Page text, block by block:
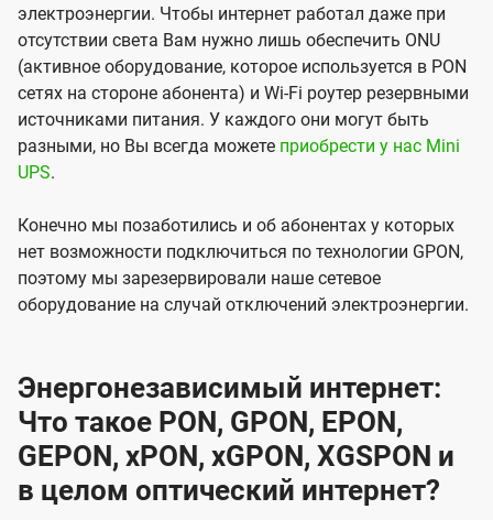
электроэнергии. Чтобы интернет работал даже при
отсутствии света Вам нужно лишь обеспечить ONU
(активное оборудование, которое используется в PON
сетях на стороне абонента) и Wi-Fi роутер резервными
источниками питания. У каждого они могут быть
разными, но Вы всегда можете приобрести у нас Mini
UPS.
Конечно мы позаботились и об абонентах у которых
нет возможности подключиться по технологии GPON,
поэтому мы зарезервировали наше сетевое
оборудование на случай отключений электроэнергии.
Энергонезависимый интернет:
Что такое PON, GPON, EPON,
GEPON, xPON, xGPON, XGSPON и
в целом оптический интернет?